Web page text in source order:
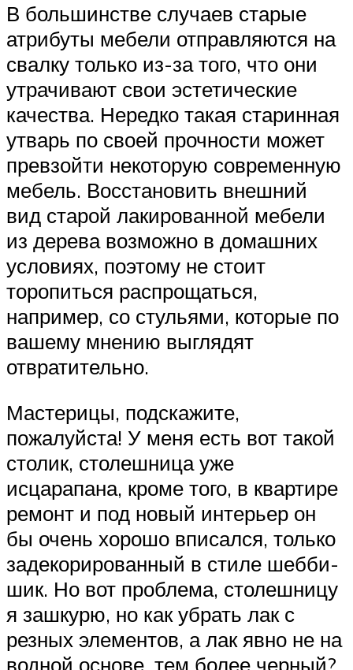
В большинстве случаев старые
атрибуты мебели отправляются на
свалку только из-за того, что они
утрачивают свои эстетические
качества. Нередко такая старинная
утварь по своей прочности может
превзойти некоторую современную
мебель. Восстановить внешний
вид старой лакированной мебели
из дерева возможно в домашних
условиях, поэтому не стоит
торопиться распрощаться,
например, со стульями, которые по
вашему мнению выглядят
отвратительно.
Мастерицы, подскажите,
пожалуйста! У меня есть вот такой
столик, столешница уже
исцарапана, кроме того, в квартире
ремонт и под новый интерьер он
бы очень хорошо вписался, только
задекорированный в стиле шебби-
шик. Но вот проблема, столешницу
я зашкурю, но как убрать лак с
резных элементов, а лак явно не на
водной основе, тем более черный?